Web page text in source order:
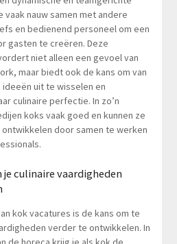
vaak nauw samen met andere
en bedienend personeel om een
gasten te creëren. Deze
niet alleen een gevoel van
maar biedt ook de kans om van
uit te wisselen en
culinaire perfectie. In zo’n
koks vaak goed en kunnen ze
door samen te werken
je culinaire vaardigheden
kok vacatures is de kans om te
verder te ontwikkelen. In